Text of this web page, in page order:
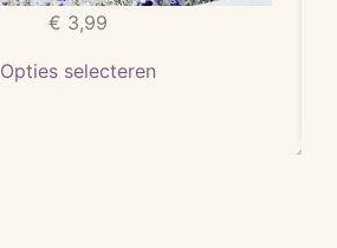
€ 3,99
Opties selecteren